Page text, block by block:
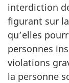
interdiction
figurant sur
qu’elles
personnes
violations
la personne